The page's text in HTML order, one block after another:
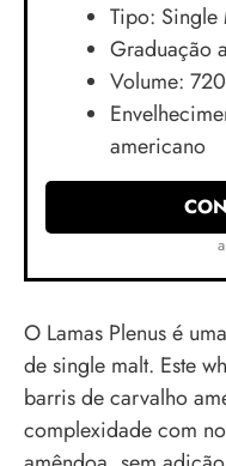
Tipo: Single
Graduação
Volume:
americano
O Lamas Plenus é
de single malt. Este
barris de carvalho
complexidade com